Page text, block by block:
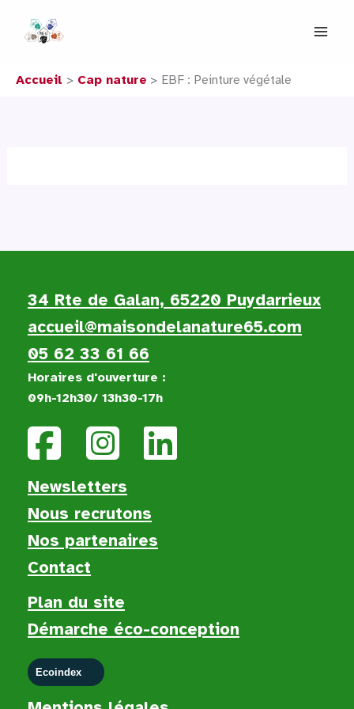
Accueil
Cap nature EBF : Peinture végétale
34 Rte de Galan, 65220 Puydarrieux
accueil@maisondelanature65.com
05 62 33 61 66
Horaires d'ouverture :
09h-12h30/ 13h30-17h
Newsletters
Nous recrutons
Nos partenaires
Contact
Plan du site
Démarche éco-conception
Ecoindex